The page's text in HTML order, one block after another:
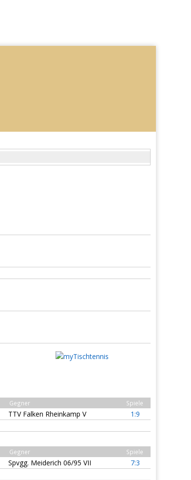
Gegner Spiele
TTV Falken Rheinkamp V
1:9
Gegner Spiele
Spvgg. Meiderich 06/95 VII
7:3